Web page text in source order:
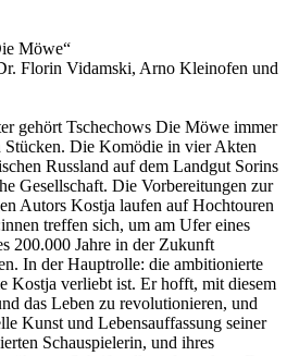
Möwe“
Florin Vidamski, Arno Kleinofen und
gehört Tschechows Die Möwe immer
Stücken. Die Komödie in vier Akten
Russland auf dem Landgut Sorins
Gesellschaft. Die Vorbereitungen zur
Autors Kostja laufen auf Hochtouren
treffen sich, um am Ufer eines
200.000 Jahre in der Zukunft
In der Hauptrolle: die ambitionierte
Kostja verliebt ist. Er hofft, mit diesem
das Leben zu revolutionieren, und
Kunst und Lebensauffassung seiner
Schauspielerin, und ihres